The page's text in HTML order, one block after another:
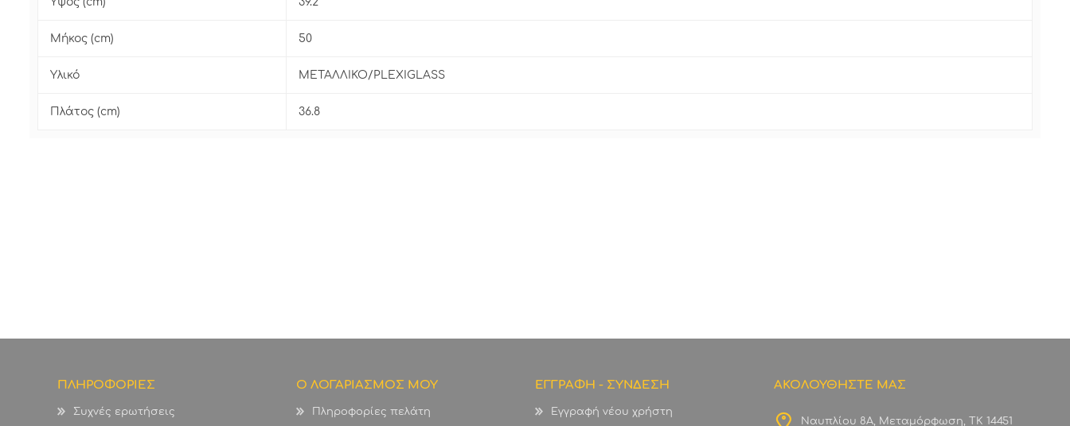
Μήκος (cm) 50
Υλικό ΜΕΤΑΛΛΙΚΟ/PLEXIGLASS
Πλάτος (cm) 36.8
ΠΛΗΡΟΦΟΡΙΕΣ
Συχνές ερωτήσεις
Ο ΛΟΓΑΡΙΑΣΜΟΣ ΜΟΥ
Πληροφορίες πελάτη
ΕΓΓΡΑΦΗ - ΣΥΝΔΕΣΗ
Εγγραφή νέου χρήστη
ΑΚΟΛΟΥΘΗΣΤΕ ΜΑΣ
Ναυπλίου 8Α, Μεταμόρφωση, ΤΚ 14451